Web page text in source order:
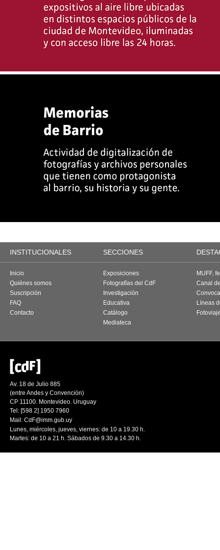
INSTITUCIONALES SECCIONES
Inicio
Quiénes somos
Suscripción
FAQ
Contacto
Exposiciones
Fotografías del CdF
Investigación
Educativa
Catálogo
Mediateca
MUFF,
Canal
Líneas
Av. 18 de Julio 885
(entre Andes y Convención)
CP 11100. Montevideo. Uruguay
Tel: [598 2] 1950 7960
Mail: CdF@imm.gub.uy
Lunes, miércoles, jueves, viernes: de 10 a 19.30 h.
Martes: de 10 a 21 h. Sábados de 9.30 a 14.30 h.